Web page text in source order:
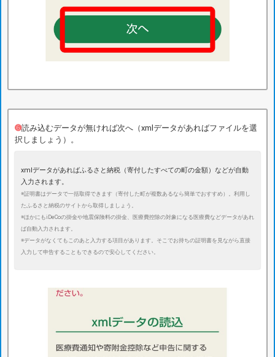
➏読み込むデータが無ければ次へ（xmlデータがあればファイルを選
択しましょう）。
xmlデータがあればふるさと納税（寄付したすべての町の金額）などが自動
入力されます。
※証明書はデータで一括取得できます（寄付した町が複数あるなら簡単でおすすめ）。利用し
たふるさと納税のサイトから取得しましょう。
※ほかにもiDeCoの掛金や地震保険料の掛金、医療費控除の対象になる医療費などデータがあれ
ば自動入力されます。
※データがなくてもこのあと入力する項目があります。そこでお持ちの証明書を見ながら直接
入力して申告することもできるので安心してください。